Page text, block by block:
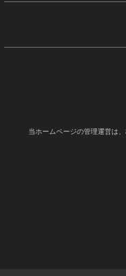
当ホームページの管理運営は